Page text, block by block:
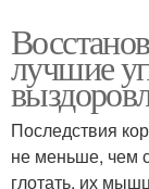
лучшие
Последствия
не меньше, чем
глотать, их